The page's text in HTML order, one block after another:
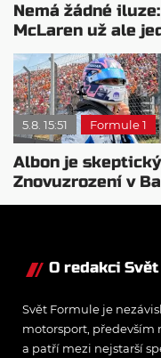
Nemá žádné iluze:
McLaren už ale
návrat ze dna
5.8. 15:51 Formule 1
Albon je
Znovuzrození v
nepovažuje za
O redakci
Svět Formule je
motorsport, především
a patří mezi nejstarší